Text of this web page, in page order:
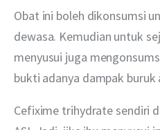
Obat ini boleh dikonsumsi
dewasa. Kemudian untuk
menyusui juga
bukti adanya dampak
Cefixime trihydrate sendiri